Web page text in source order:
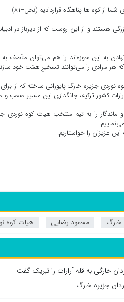
از کوه ها پناهگاه قراردادیم (نحل–۸۱)
هستند و از این روست که از دیرباز در
به این حوزه‌اند را هم می‌توان متّصف
هر مرادی را می‌توانند تسخیرِ همّت خود
نوردی جزیره خارگ پایورانی ساخته که از
کشور ترکیه، جانگدازی این مسیر صعب و
را به تیم منتخب هیات کوه نوردی
این عزیزان را خواستاریم.
خارگ محمود رضایی هیات کوه
خارگی به قله آرارات را تبریک گفت
جزیره خارگ